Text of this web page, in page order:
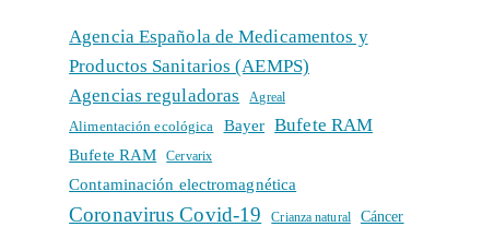
Agencia Española de Medicamentos y
Productos Sanitarios (AEMPS)
Agencias reguladoras
Agreal
Alimentación ecológica Bayer Bufete RAM
Bufete RAM Cervarix
Contaminación electromagnética
Coronavirus Covid-19 Crianza natural Cáncer